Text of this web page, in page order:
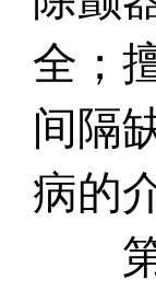
全；
间隔
病的
第